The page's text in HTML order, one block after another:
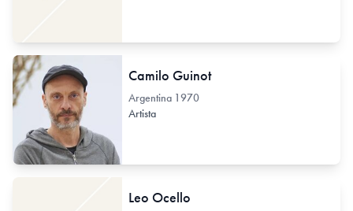
Camilo Guinot
Argentina 1970
Artista
Leo Ocello